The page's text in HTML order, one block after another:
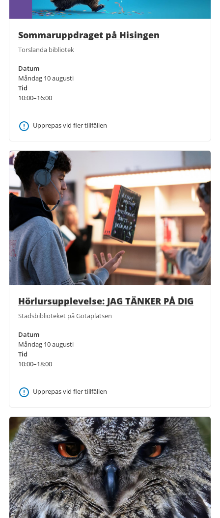
Sommaruppdraget på Hisingen
Torslanda bibliotek
Datum
Måndag 10 augusti
Tid
10:00–16:00
Upprepas vid fler tillfällen
Hörlursupplevelse: JAG TÄNKER PÅ DIG
Stadsbiblioteket på Götaplatsen
Datum
Måndag 10 augusti
Tid
10:00–18:00
Upprepas vid fler tillfällen